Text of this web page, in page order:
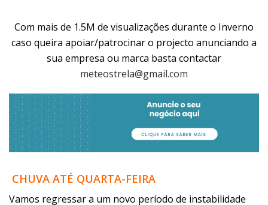
Com mais de 1.5M de visualizações durante o Inverno
caso queira apoiar/patrocinar o projecto anunciando a
sua empresa ou marca basta contactar
meteostrela@gmail.com
CHUVA ATÉ QUARTA-FEIRA
Vamos regressar a um novo período de instabilidade